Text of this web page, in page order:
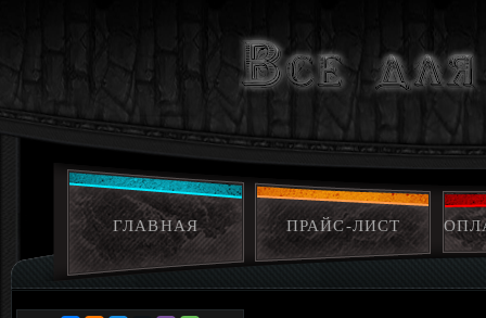
ГЛАВНАЯ ПРАЙС-ЛИСТ